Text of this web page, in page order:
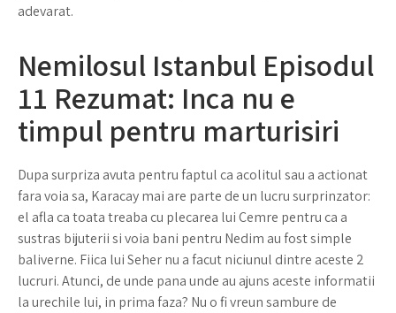
adevarat.
Nemilosul Istanbul Episodul
11 Rezumat: Inca nu e
timpul pentru marturisiri
Dupa surpriza avuta pentru faptul ca acolitul sau a actionat
fara voia sa, Karacay mai are parte de un lucru surprinzator:
el afla ca toata treaba cu plecarea lui Cemre pentru ca a
sustras bijuterii si voia bani pentru Nedim au fost simple
baliverne. Fiica lui Seher nu a facut niciunul dintre aceste 2
lucruri. Atunci, de unde pana unde au ajuns aceste informatii
la urechile lui, in prima faza? Nu o fi vreun sambure de